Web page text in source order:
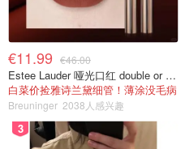
€11.99 €46.00
Estee Lauder 哑光口红 double or nothing色号
白菜价捡雅诗兰黛细管！薄涂没毛病
Breuninger 2038人感兴趣
3